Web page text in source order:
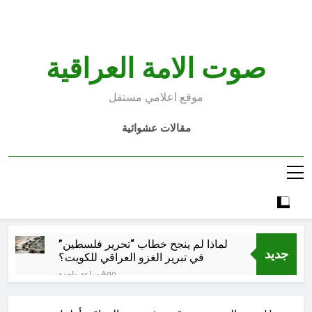
صوت الامة العراقية
موقع اعلامي مستقل
مقالات عشوائية
جديد
لماذا لم ينجح خطاب “تحرير فلسطين”
في تبرير الغزو العراقي للكويت؟
ساعة واحدة Ago